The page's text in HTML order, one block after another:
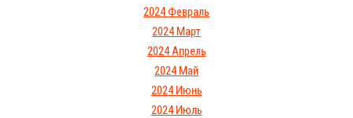
2024 Февраль
2024 Март
2024 Апрель
2024 Май
2024 Июнь
2024 Июль